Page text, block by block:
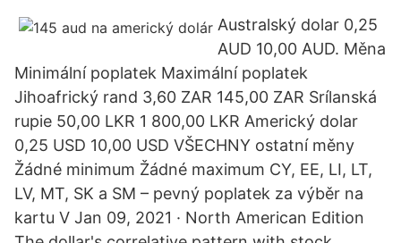
Australský dolar 0,25
AUD 10,00 AUD. Měna
Minimální poplatek Maximální poplatek
Jihoafrický rand 3,60 ZAR 145,00 ZAR Srílanská
rupie 50,00 LKR 1 800,00 LKR Americký dolar
0,25 USD 10,00 USD VŠECHNY ostatní měny
Žádné minimum Žádné maximum CY, EE, LI, LT,
LV, MT, SK a SM – pevný poplatek za výběr na
kartu V Jan 09, 2021 · North American Edition